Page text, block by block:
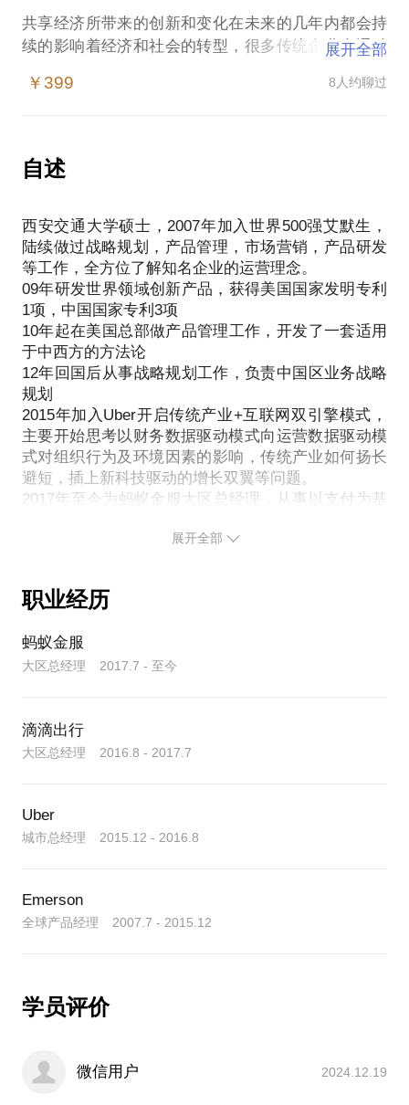
PS.在选择与我见面前，请把你的问题更具体化。毕
竟一小时的谈话只能解决一个小问题。请把你的问题
共享经济所带来的创新和变化在未来的几年内都会持
续的影响着经济和社会的转型，很多传统企业也通过
在本话题中，我会给你讲述：
为什么共享经济必将成为未来社会的快速发展点？
企业，组织，个人，应该怎么跟着这波浪潮进行转型
互联网是如何为共享的发展推波助澜的？
Uber做了哪些共享实验，结果如何？
展开全部
￥399 8人约聊过
自述
西安交通大学硕士，2007年加入世界500强艾默生，
陆续做过战略规划，产品管理，市场营销，产品研发
等工作，全方位了解知名企业的运营理念。
09年研发世界领域创新产品，获得美国国家发明专利
1项，中国国家专利3项
10年起在美国总部做产品管理工作，开发了一套适用
于中西方的方法论
12年回国后从事战略规划工作，负责中国区业务战略
规划
2015年加入Uber开启传统产业+互联网双引擎模式，
主要开始思考以财务数据驱动模式向运营数据驱动模
式对组织行为及环境因素的影响，传统产业如何扬长
避短，插上新科技驱动的增长双翼等问题。
2017年至今为蚂蚁金服大区总经理，从事以支付为基
展开全部
职业经历
蚂蚁金服
大区总经理 2017.7 - 至今
滴滴出行
大区总经理 2016.8 - 2017.7
Uber
城市总经理 2015.12 - 2016.8
Emerson
全球产品经理 2007.7 - 2015.12
学员评价
微信用户 2024.12.19